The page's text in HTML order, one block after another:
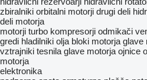
zbiralniki orbitalni motorji drugi deli
deli motorja
motorji turbo kompresorji odmikači
gredi hladilniki olja bloki motorja glave
vztrajniki tesnila glave motorja ojnice
motorja
elektronika